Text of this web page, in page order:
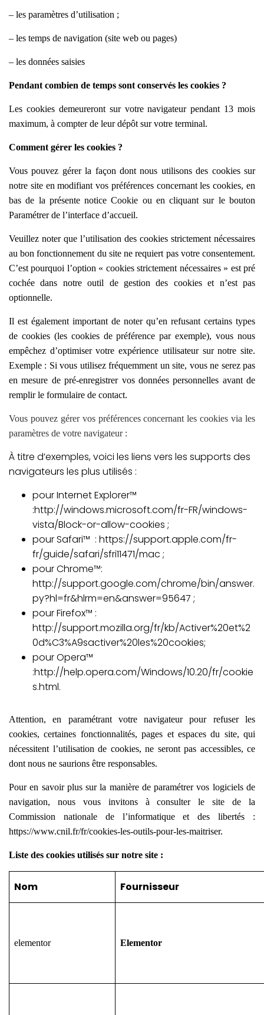
– les paramètres d’utilisation ;
– les temps de navigation (site web ou pages)
– les données saisies
Pendant combien de temps sont conservés les cookies ?
Les cookies demeureront sur votre navigateur pendant 13 mois
maximum, à compter de leur dépôt sur votre terminal.
Comment gérer les cookies ?
Vous pouvez gérer la façon dont nous utilisons des cookies sur
notre site en modifiant vos préférences concernant les cookies, en
bas de la présente notice Cookie ou en cliquant sur le bouton
Paramétrer de l’interface d’accueil.
Veuillez noter que l’utilisation des cookies strictement nécessaires
au bon fonctionnement du site ne requiert pas votre consentement.
C’est pourquoi l’option « cookies strictement nécessaires » est pré
cochée dans notre outil de gestion des cookies et n’est pas
optionnelle.
Il est également important de noter qu’en refusant certains types
de cookies (les cookies de préférence par exemple), vous nous
empêchez d’optimiser votre expérience utilisateur sur notre site.
Exemple : Si vous utilisez fréquemment un site, vous ne serez pas
en mesure de pré-enregistrer vos données personnelles avant de
remplir le formulaire de contact.
Vous pouvez gérer vos préférences concernant les cookies via les
paramètres de votre navigateur :
À titre d’exemples, voici les liens vers les supports des
navigateurs les plus utilisés :
pour Internet Explorer™
:http://windows.microsoft.com/fr-FR/windows-
vista/Block-or-allow-cookies ;
pour Safari™ : https://support.apple.com/fr-
fr/guide/safari/sfri11471/mac ;
pour Chrome™:
http://support.google.com/chrome/bin/answer.
py?hl=fr&hlrm=en&answer=95647 ;
pour Firefox™ :
http://support.mozilla.org/fr/kb/Activer%20et%2
0d%C3%A9sactiver%20les%20cookies;
pour Opera™
:http://help.opera.com/Windows/10.20/fr/cookie
s.html.
Attention, en paramétrant votre navigateur pour refuser les
cookies, certaines fonctionnalités, pages et espaces du site, qui
nécessitent l’utilisation de cookies, ne seront pas accessibles, ce
dont nous ne saurions être responsables.
Pour en savoir plus sur la manière de paramétrer vos logiciels de
navigation, nous vous invitons à consulter le site de la
Commission nationale de l’informatique et des libertés :
https://www.cnil.fr/fr/cookies-les-outils-pour-les-maitriser.
Liste des cookies utilisés sur notre site :
Nom Fournisseur
elementor Elementor